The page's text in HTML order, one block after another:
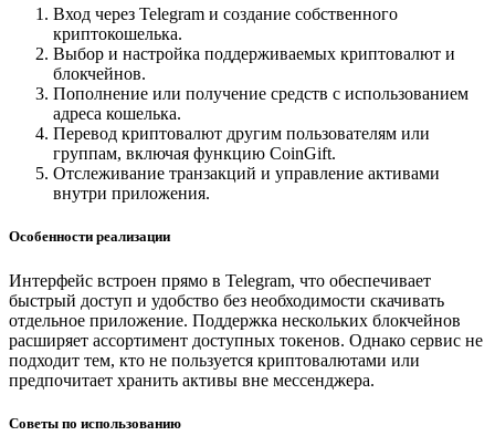
Вход через Telegram и создание собственного
криптокошелька.
Выбор и настройка поддерживаемых криптовалют и
блокчейнов.
Пополнение или получение средств с использованием
адреса кошелька.
Перевод криптовалют другим пользователям или
группам, включая функцию CoinGift.
Отслеживание транзакций и управление активами
внутри приложения.
Особенности реализации
Интерфейс встроен прямо в Telegram, что обеспечивает
быстрый доступ и удобство без необходимости скачивать
отдельное приложение. Поддержка нескольких блокчейнов
расширяет ассортимент доступных токенов. Однако сервис не
подходит тем, кто не пользуется криптовалютами или
предпочитает хранить активы вне мессенджера.
Советы по использованию